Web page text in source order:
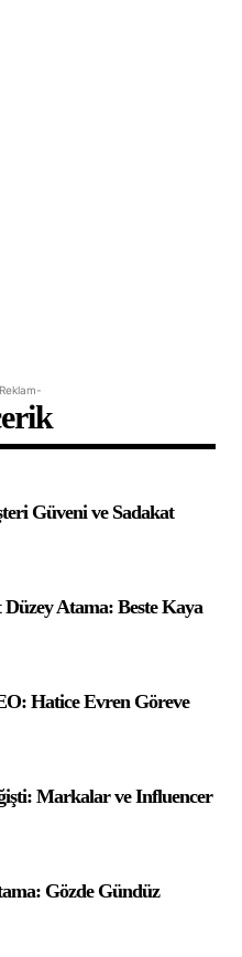
Güveni ve Sadakat
Atama: Beste Kaya
Hatice Evren Göreve
Markalar ve Influencer
Gözde Gündüz